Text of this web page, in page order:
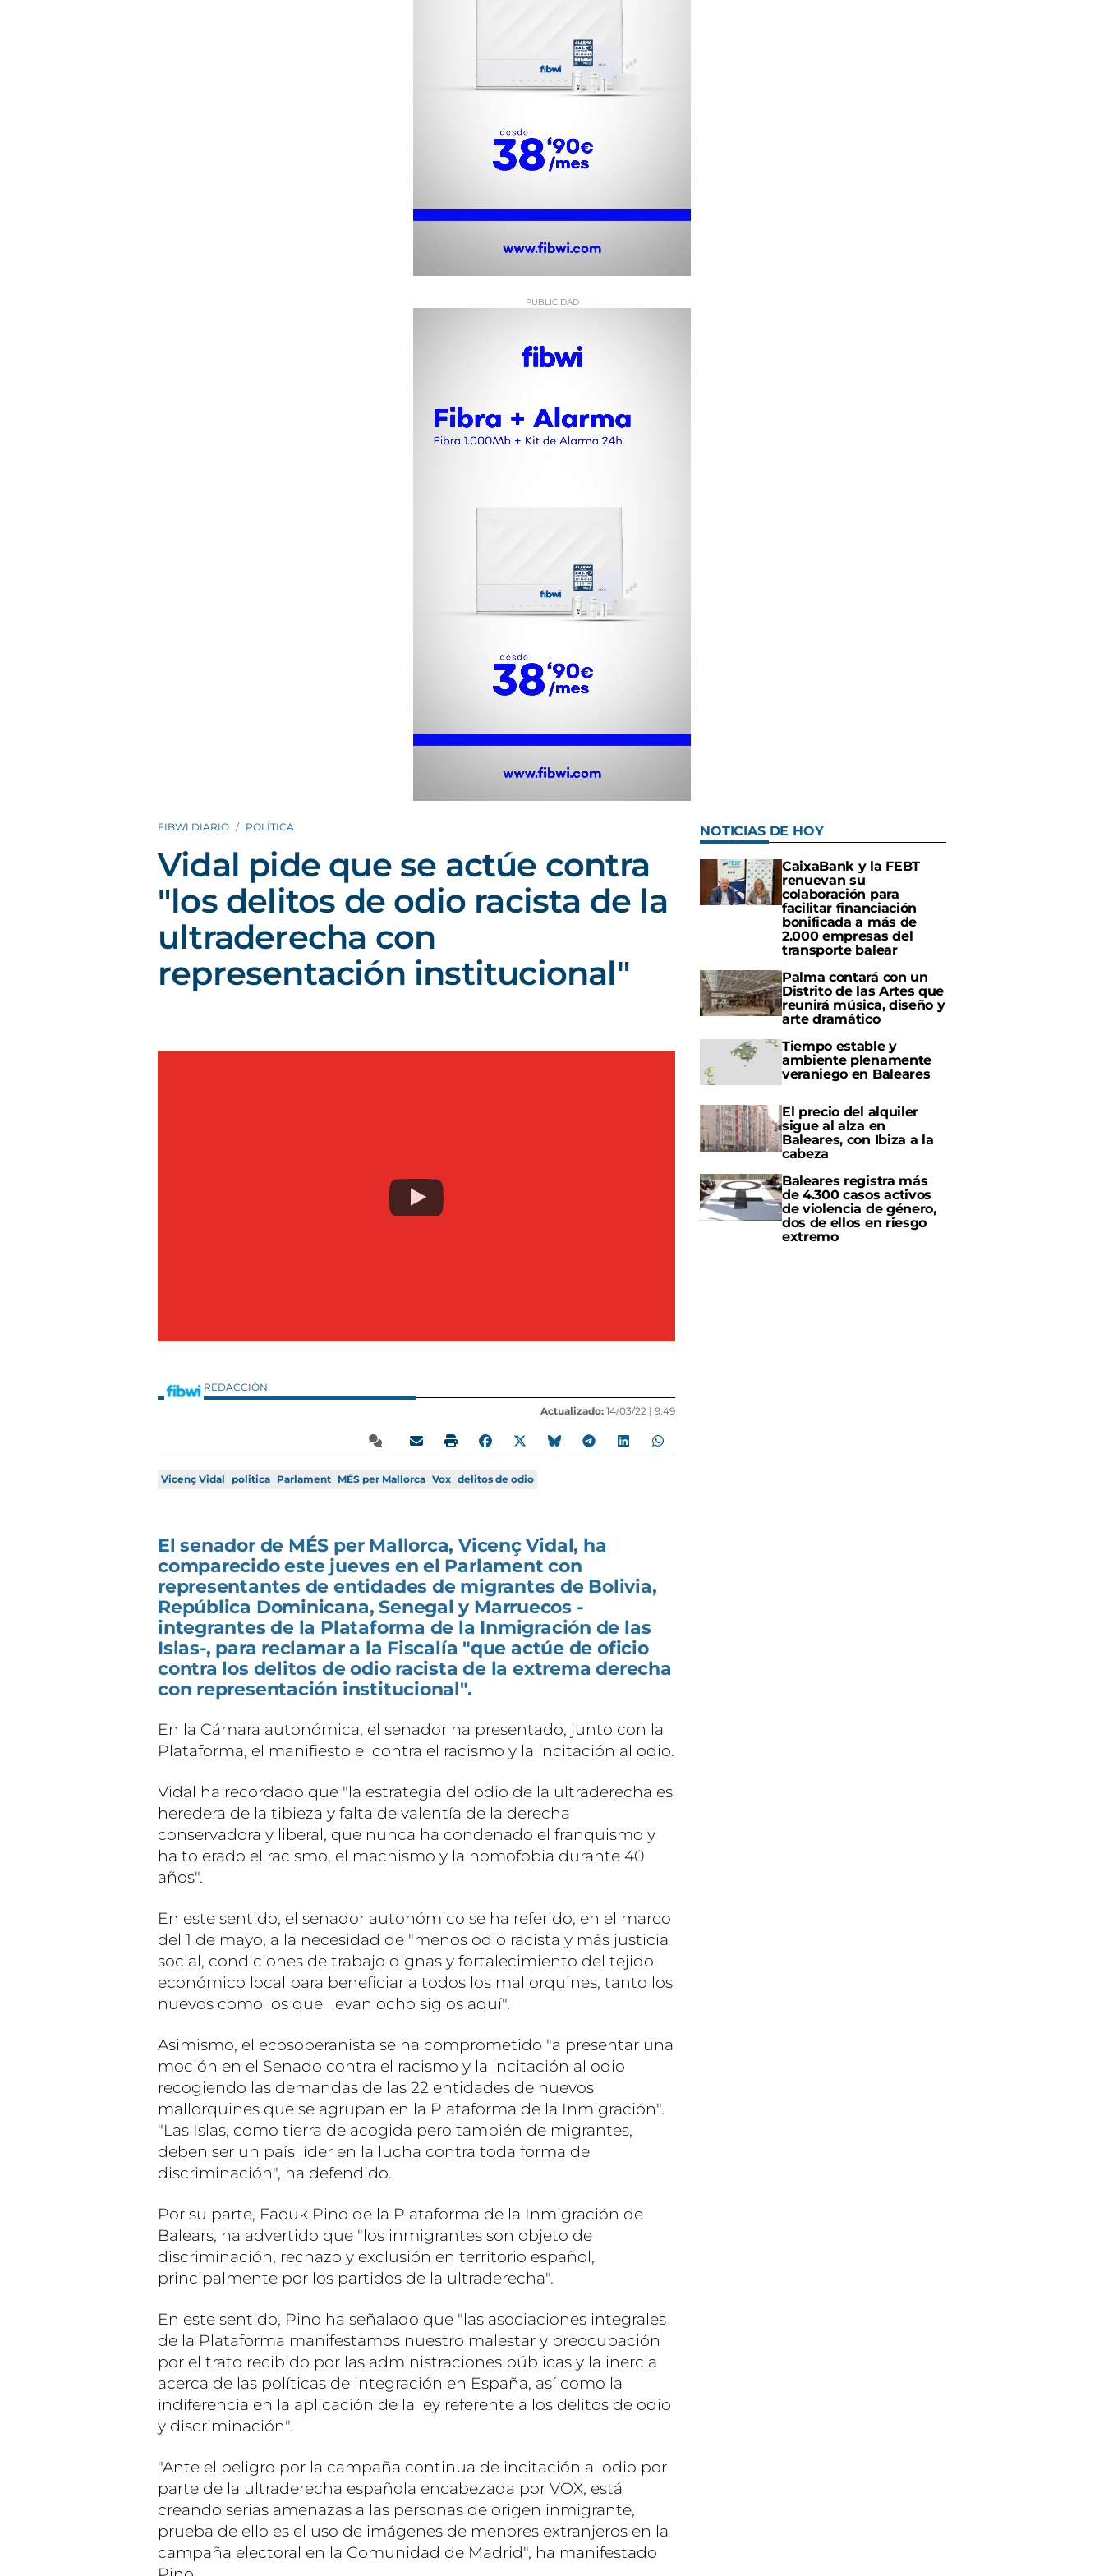
FIBWI DIARIO POLÍTICA
Vidal pide que se actúe contra
"los delitos de odio racista de la
ultraderecha con
representación institucional"
REDACCIÓN
Actualizado: 14/03/22 | 9:49
Vicenç Vidal politica Parlament MÉS per Mallorca Vox delitos de odio
El senador de MÉS per Mallorca, Vicenç Vidal, ha
comparecido este jueves en el Parlament con
representantes de entidades de migrantes de Bolivia,
República Dominicana, Senegal y Marruecos -
integrantes de la Plataforma de la Inmigración de las
Islas-, para reclamar a la Fiscalía "que actúe de oficio
contra los delitos de odio racista de la extrema derecha
con representación institucional".
En la Cámara autonómica, el senador ha presentado, junto con la
Plataforma, el manifiesto el contra el racismo y la incitación al odio.
Vidal ha recordado que "la estrategia del odio de la ultraderecha es
heredera de la tibieza y falta de valentía de la derecha
conservadora y liberal, que nunca ha condenado el franquismo y
ha tolerado el racismo, el machismo y la homofobia durante 40
años".
En este sentido, el senador autonómico se ha referido, en el marco
del 1 de mayo, a la necesidad de "menos odio racista y más justicia
social, condiciones de trabajo dignas y fortalecimiento del tejido
económico local para beneficiar a todos los mallorquines, tanto los
nuevos como los que llevan ocho siglos aquí".
Asimismo, el ecosoberanista se ha comprometido "a presentar una
moción en el Senado contra el racismo y la incitación al odio
recogiendo las demandas de las 22 entidades de nuevos
mallorquines que se agrupan en la Plataforma de la Inmigración".
"Las Islas, como tierra de acogida pero también de migrantes,
deben ser un país líder en la lucha contra toda forma de
discriminación", ha defendido.
Por su parte, Faouk Pino de la Plataforma de la Inmigración de
Balears, ha advertido que "los inmigrantes son objeto de
discriminación, rechazo y exclusión en territorio español,
principalmente por los partidos de la ultraderecha".
En este sentido, Pino ha señalado que "las asociaciones integrales
de la Plataforma manifestamos nuestro malestar y preocupación
por el trato recibido por las administraciones públicas y la inercia
acerca de las políticas de integración en España, así como la
indiferencia en la aplicación de la ley referente a los delitos de odio
y discriminación".
"Ante el peligro por la campaña continua de incitación al odio por
parte de la ultraderecha española encabezada por VOX, está
creando serias amenazas a las personas de origen inmigrante,
prueba de ello es el uso de imágenes de menores extranjeros en la
campaña electoral en la Comunidad de Madrid", ha manifestado
NOTICIAS DE HOY
CaixaBank y la FEBT
renuevan su
colaboración para
facilitar financiación
bonificada a más de
2.000 empresas del
transporte balear
Palma contará con un
Distrito de las Artes que
reunirá música, diseño y
arte dramático
Tiempo estable y
ambiente plenamente
veraniego en Baleares
El precio del alquiler
sigue al alza en
Baleares, con Ibiza a la
cabeza
Baleares registra más
de 4.300 casos activos
de violencia de género,
dos de ellos en riesgo
extremo